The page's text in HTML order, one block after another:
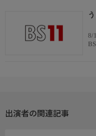
【オープニングテーマ】「
【エンディングテーマ】
8/
出演者の関連記事